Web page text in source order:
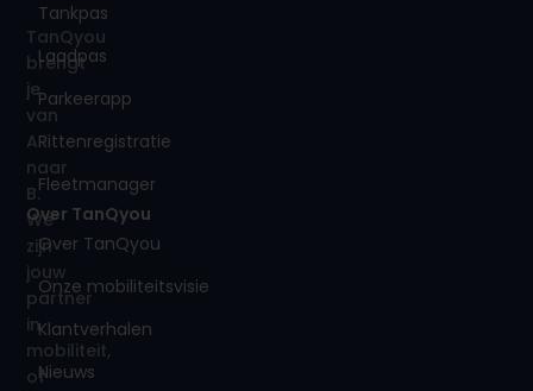
TanQyou
brengt
je
van
A
naar
B.
We
zijn
jouw
partner
in
mobiliteit,
of
Tankpas
Laadpas
Parkeerapp
Rittenregistratie
Fleetmanager
Over TanQyou
Over TanQyou
Onze mobiliteitsvisie
Klantverhalen
Nieuws